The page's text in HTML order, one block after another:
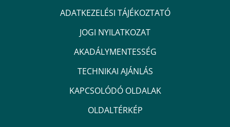
ADATKEZELÉSI TÁJÉKOZTATÓ
JOGI NYILATKOZAT
AKADÁLYMENTESSÉG
TECHNIKAI AJÁNLÁS
KAPCSOLÓDÓ OLDALAK
OLDALTÉRKÉP